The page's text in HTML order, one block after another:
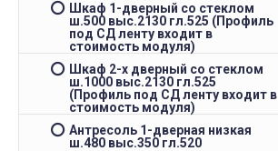
Шкаф 1-дверный со стеклом
ш.500 выс.2130 гл.525 (Профиль
под СД ленту входит в
стоимость модуля)
Шкаф 2-х дверный со стеклом
ш.1000 выс.2130 гл.525
(Профиль под СД ленту входит в
стоимость модуля)
Антресоль 1-дверная низкая
ш.480 выс.350 гл.520